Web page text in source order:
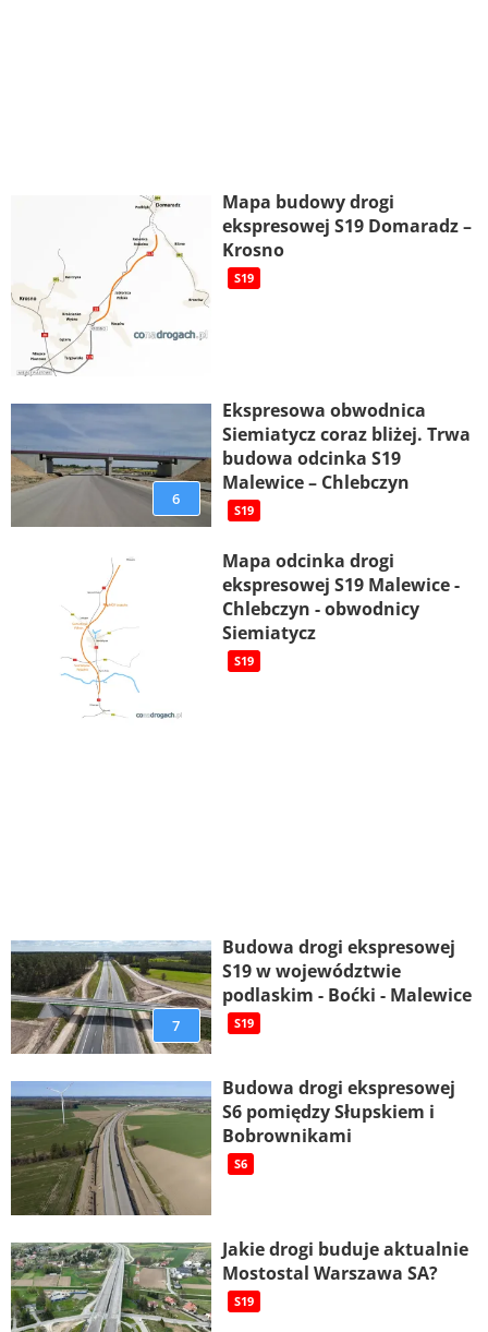
Mapa budowy drogi
ekspresowej S19 Domaradz –
Krosno
S19
6
Ekspresowa obwodnica
Siemiatycz coraz bliżej. Trwa
budowa odcinka S19
Malewice – Chlebczyn
S19
Mapa odcinka drogi
ekspresowej S19 Malewice -
Chlebczyn - obwodnicy
Siemiatycz
S19
7
Budowa drogi ekspresowej
S19 w województwie
podlaskim - Boćki - Malewice
S19
Budowa drogi ekspresowej
S6 pomiędzy Słupskiem i
Bobrownikami
S6
Jakie drogi buduje aktualnie
Mostostal Warszawa SA?
S19